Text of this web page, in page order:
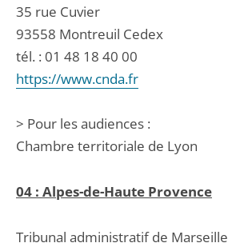
35 rue Cuvier
93558 Montreuil Cedex
tél. : 01 48 18 40 00
https://www.cnda.fr
> Pour les audiences :
Chambre territoriale de Lyon
04 : Alpes-de-Haute Provence
Tribunal administratif de Marseille